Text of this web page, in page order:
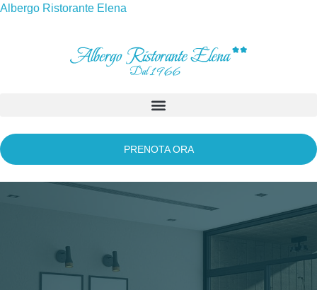
Albergo Ristorante Elena
PRENOTA ORA